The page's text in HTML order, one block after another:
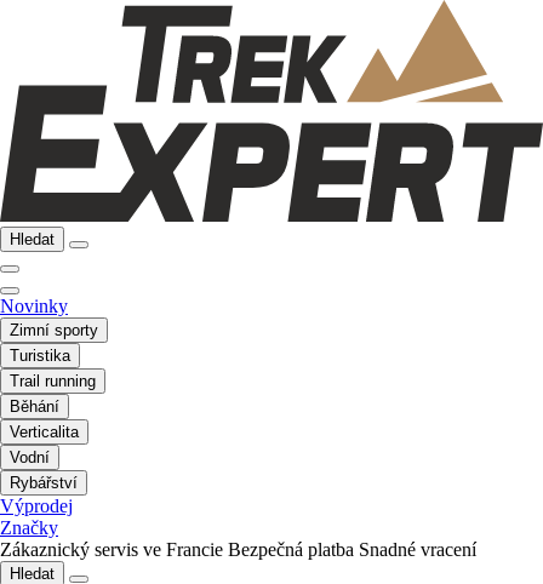
Hledat
Novinky
Zimní sporty
Turistika
Trail running
Běhání
Verticalita
Vodní
Rybářství
Výprodej
Značky
Zákaznický servis ve Francie Bezpečná platba Snadné vracení
Hledat